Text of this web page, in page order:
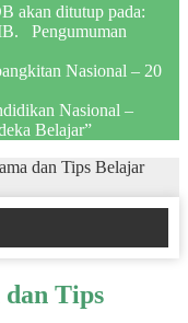
akan ditutup pada:
Pengumuman
Nasional – 20
Nasional –
Belajar”
dan Tips Belajar
Tips